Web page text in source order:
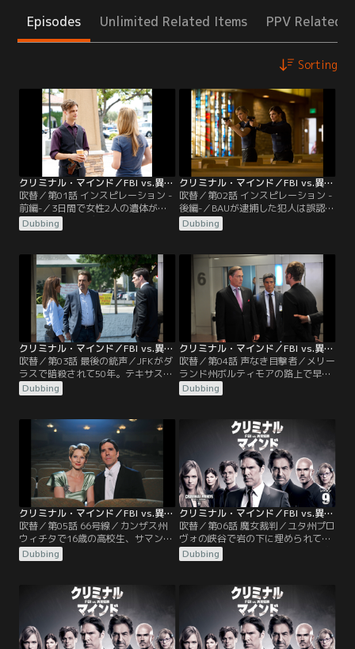
Episodes Unlimited Related Items PPV Related
Sorting
クリミナル・マインド／FBI vs.異常犯罪 シーズン9 第01話／吹替
吹替／第01話 インスピレーション -
前編-／3日間で女性2人の遺体がア
リゾナ州グレンデールにある公園で
発見された。被害者は20代後半の独
臓を撃たれ、祈りのポーズで遺棄さ
れていた。BAUが現地入りした直
後、別の公園で新たな被害者が発見
された。今度は人妻で薄茶の髪、胃
の中からは他人の前歯が発見され
た。
Dubbing
クリミナル・マインド／FBI vs.異常犯罪 シーズン9 第02話／吹替
吹替／第02話 インスピレーション -
後編-／BAUが逮捕した犯人は誤認逮
捕であったと判明した。ウォレス・
ハインズだと思って逮捕した人物は
ジェントリーだった。法律事務所の
助手をしているジェシーには事務所
の代表、マーク・アンダーソンが弁
護につき、FBIを訴えると脅す。BAU
が捜査を進めるうち…。
Dubbing
クリミナル・マインド／FBI vs.異常犯罪 シーズン9 第03話／吹替
吹替／第03話 最後の銃声／JFKがダ
ラスで暗殺されて50年。テキサス州
ダラスのオフィス街で乱射事件が発
生し、接点のない6名が亡くなっ
る中、モールに近い給油所で新たな
乱射事件が発生した。一見、無差別
に撃たれた事件に見えるが、実は標
的がいたと判断したBAUは、両現場
の被害者の接点を探る。
Dubbing
クリミナル・マインド／FBI vs.異常犯罪 シーズン9 第04話／吹替
吹替／第04話 声なき目撃者／メリー
ランド州ボルティモアの路上で早
朝、身元不明の男が昏倒して発見さ
れた。言葉を話せないこの男は脳に
を変えるため、かつて行われていた
禁断の手術だ。メンバーが事件の説
明を受けているところに、新任のマ
テオ・クルーズ新部長がやってき
て、BAUのメンバーたちと同行して
現場に向かうと言う。
Dubbing
クリミナル・マインド／FBI vs.異常犯罪 シーズン9 第05話／吹替
吹替／第05話 66号線／カンザス州
ウィチタで16歳の高校生、サマン
サ・ウィルコックスが恋人といた時
に襲われ、誘拐された。犯人は仮釈
時間だ。時間との勝負になる」と言
った矢先、ホッチは意識を失って倒
れ込み、病院に運ばれる。数年前、
連続殺人犯のジョージ“リーパー”フ
ォイエットに刺された傷跡が…。
Dubbing
クリミナル・マインド／FBI vs.異常犯罪 シーズン9 第06話／吹替
吹替／第06話 魔女裁判／ユタ州プロ
ヴォの峡谷で岩の下に埋められてい
た女性の遺体が発見された。顔が潰
され、両腕に裂傷、ノドにやけどが
た。被害者は24歳の教員グロリア
で、高校卒業後に入った宗教グルー
プから最近抜けていたことが判明。
その後、現場の周辺からは22歳のユ
タ大生アビーの遺体が発見され…。
Dubbing